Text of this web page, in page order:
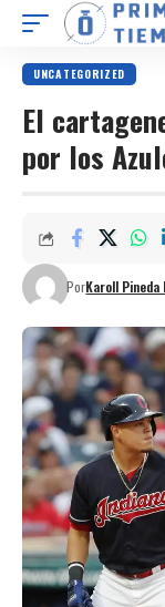
UNCATEGORIZED
El
por los
PorKaroll